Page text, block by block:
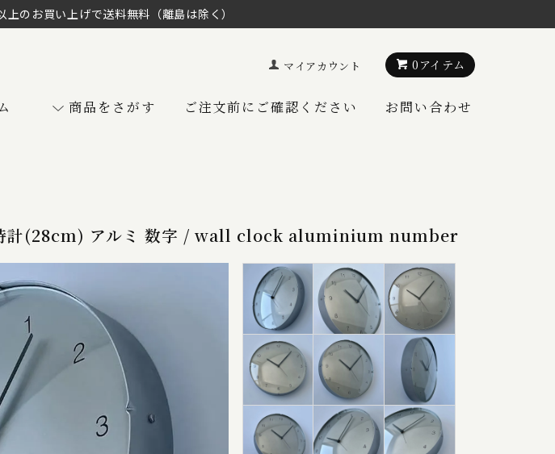
のお買い上げで送料無料（離島は除く）
0アイテム
マイアカウント
商品をさがす ご注文前にご確認ください お問い合わせ
時計(28cm) アルミ 数字 / wall clock aluminium number